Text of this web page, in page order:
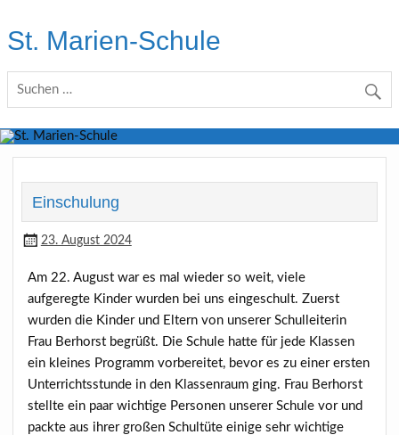
content
St. Marien-Schule
Einschulung
23. August 2024
Am 22. August war es mal wieder so weit, viele
aufgeregte Kinder wurden bei uns eingeschult. Zuerst
wurden die Kinder und Eltern von unserer Schulleiterin
Frau Berhorst begrüßt. Die Schule hatte für jede Klassen
ein kleines Programm vorbereitet, bevor es zu einer ersten
Unterrichtsstunde in den Klassenraum ging. Frau Berhorst
stellte ein paar wichtige Personen unserer Schule vor und
packte aus ihrer großen Schultüte einige sehr wichtige